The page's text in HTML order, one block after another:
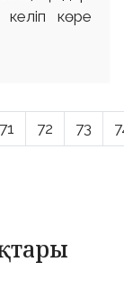
көре
71 72 73